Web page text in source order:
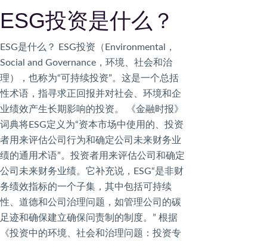
ESG投资是什么？
ESG是什么？ ESG投资（Environmental，
Social and Governance，环境、社会和治
理），也称为“可持续投资”。这是一个总括
性术语，指寻求正回报并对社会、环境和企
业绩效产生长期影响的投资。 《金融时报》
词典将ESG定义为“资本市场中使用的、投资
者用来评估公司行为和确定公司未来财务业
绩的通用术语”。投资者用来评估公司和确定
公司未来财务业绩。它补充说，ESG“是非财
务绩效指标的一个子集，其中包括可持续
性、道德和公司治理问题，如管理公司的碳
足迹和确保建立确保问责制的制度。” 根据
《投资中的环境、社会和治理问题：投资专